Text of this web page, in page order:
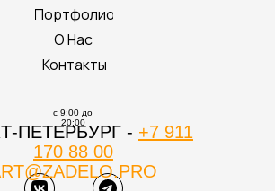
Портфолио
О Нас
Контакты
ПЕТЕРБУРГ - +7 911
170 88 00
с 9:00 до
20:00